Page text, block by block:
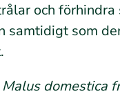
och
som
domestica